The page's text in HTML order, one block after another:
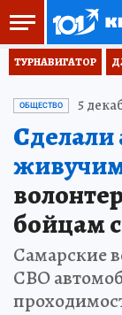
ТУРНАВИГАТОР
ОБЩЕСТВО 5
Сделали
бойцам
Самарские
СВО